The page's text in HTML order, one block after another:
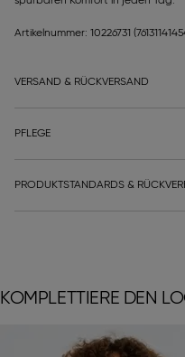
Artikelnummer: 10226731
VERSAND & RÜCKVERSAND
PFLEGE
PRODUKTSTANDARDS &
KOMPLETTIERE DEN